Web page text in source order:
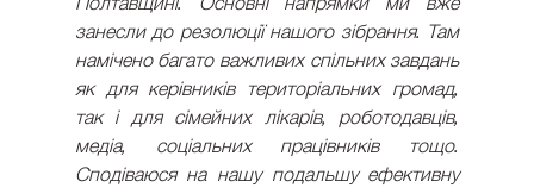
занесли до резолюції нашого зібрання. Там
намічено багато важливих спільних завдань
як для керівників територіальних громад,
так і для сімейних лікарів, роботодавців,
медіа, соціальних працівників тощо.
Сподіваюся на нашу подальшу ефективну